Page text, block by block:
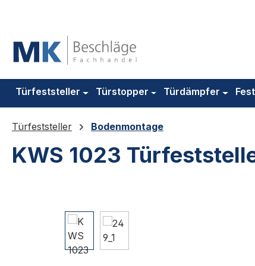
Türfeststeller Türstopper Türdämpfer
Türfeststeller Bodenmontage
KWS 1023